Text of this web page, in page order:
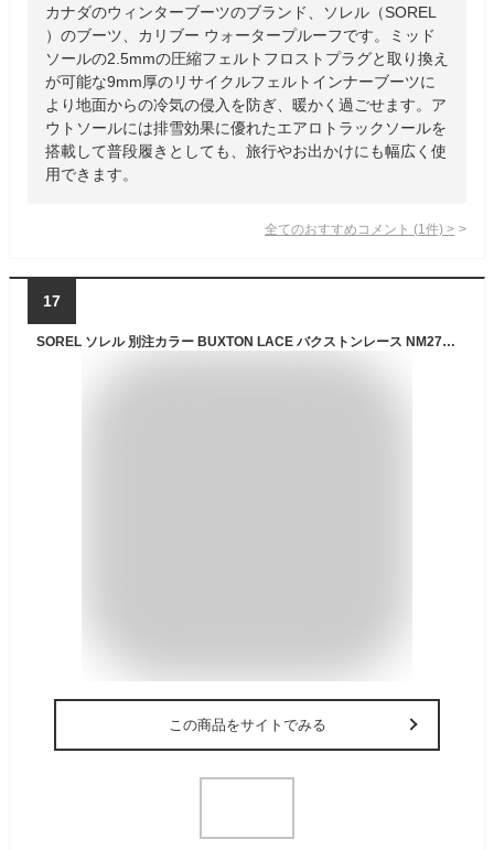
カナダのウィンターブーツのブランド、ソレル（SOREL
）のブーツ、カリブー ウォータープルーフです。ミッド
ソールの2.5mmの圧縮フェルトフロストプラグと取り換え
が可能な9mm厚のリサイクルフェルトインナーブーツに
より地面からの冷気の侵入を防ぎ、暖かく過ごせます。ア
ウトソールには排雪効果に優れたエアロトラックソールを
搭載して普段履きとしても、旅行やお出かけにも幅広く使
用できます。
全てのおすすめコメント (1 件) >
17
SOREL ソレル 別注カラー BUXTON LACE バクストンレース NM2737 【 スノーブーツ メンズ アウトドア 】
この商品をサイトでみる